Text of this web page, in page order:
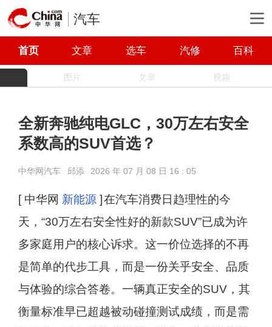
汽车
首页 文章 选车 汽修 百科
图片 文章 视频
全新奔驰纯电GLC‌，30万左右安全
系数高的SUV首选？
中华网汽车 邱添 2026 年 07 月 08 日 16 : 05
[ 中华网 新能源 ] 在汽车消费日趋理性的今
天，“30万左右安全性好的新款SUV”已成为许
多家庭用户的核心诉求。这一价位选择的不再
是简单的代步工具，而是一份关乎安全、品质
与体验的综合答卷。一辆真正安全的SUV，其
衡量标准早已超越被动碰撞测试成绩，而是需